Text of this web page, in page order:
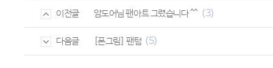
이전글 암도어님 팬아트 그렸습니다 ^^ (3)
다음글 [폰그림] 팬텀 (5)